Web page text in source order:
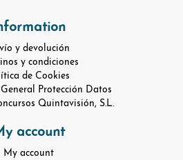
y devolución
y condiciones
de Cookies
Protección Datos
Quintavisión, S.L.
account
My account